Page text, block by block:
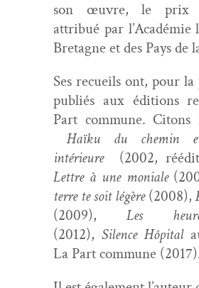
son œuvre, le prix
attribué par
Bre­tagne et des Pays de
Ses recueils ont, pour
pub­liés aux édi­tions
Part com­mune. Citons
Haïku du chemin
intérieure(2002,
Let­tre à une moni­ale
terre te soit légère(2008),
(2009), Les
(2012), Silence Hôpi­tal
La Part com­mune